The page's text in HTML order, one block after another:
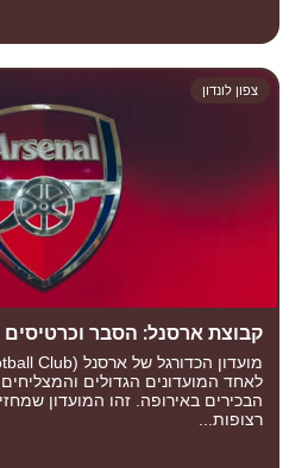
צפון לונדון
קבוצת ארסנל: הסבר
לאחד המועדונים הגדולים
הבכירים באירופה. זהו המועדון
רצופות...